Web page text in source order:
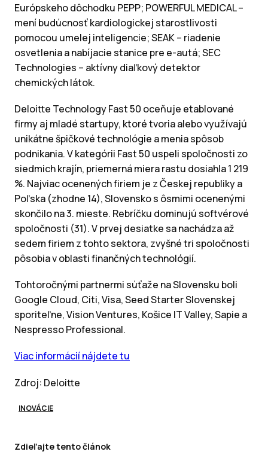
Európskeho dôchodku PEPP; POWERFUL MEDICAL –
mení budúcnosť kardiologickej starostlivosti
pomocou umelej inteligencie; SEAK – riadenie
osvetlenia a nabíjacie stanice pre e-autá; SEC
Technologies – aktívny diaľkový detektor
chemických látok.
Deloitte Technology Fast 50 oceňuje etablované
firmy aj mladé startupy, ktoré tvoria alebo využívajú
unikátne špičkové technológie a menia spôsob
podnikania. V kategórii Fast 50 uspeli spoločnosti zo
siedmich krajín, priemerná miera rastu dosiahla 1 219
%. Najviac ocenených firiem je z Českej republiky a
Poľska (zhodne 14), Slovensko s ôsmimi ocenenými
skončilo na 3. mieste. Rebríčku dominujú softvérové
spoločnosti (31). V prvej desiatke sa nachádza až
sedem firiem z tohto sektora, zvyšné tri spoločnosti
pôsobia v oblasti finančných technológií.
Tohtoročnými partnermi súťaže na Slovensku boli
Google Cloud, Citi, Visa, Seed Starter Slovenskej
sporiteľne, Vision Ventures, Košice IT Valley, Sapie a
Nespresso Professional.
Viac informácií nájdete tu
Zdroj: Deloitte
INOVÁCIE
Zdieľajte tento článok